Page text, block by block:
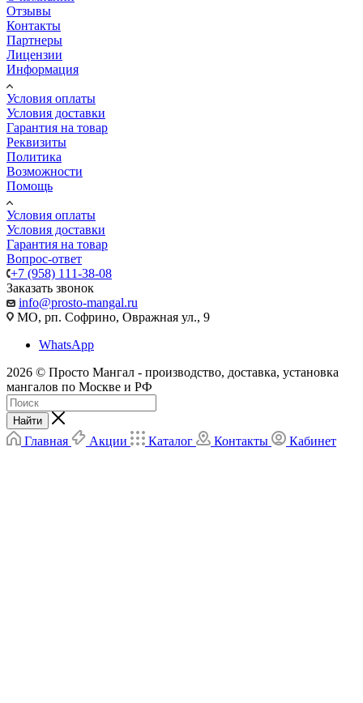
Отзывы
Контакты
Партнеры
Лицензии
Информация
Условия оплаты
Условия доставки
Гарантия на товар
Реквизиты
Политика
Возможности
Помощь
Условия оплаты
Условия доставки
Гарантия на товар
Вопрос-ответ
+7 (958) 111-38-08
Заказать звонок
info@prosto-mangal.ru
МО, рп. Софрино, Овражная ул., 9
WhatsApp
2026 © Просто Мангал - производство, доставка, установка
мангалов по Москве и РФ
Найти
Главная Акции Каталог Контакты Кабинет